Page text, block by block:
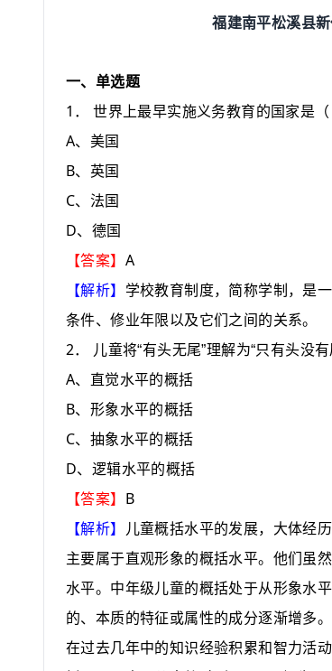
福建南平松溪县
一、单选题
1 ． 世界上最早实施义务教育的国家是 （
A、美国
B、英国
C、法国
D、德国
【答案】 A
【解析】 学校教育制度， 简称学制 ， 是
条件、修业年限以及它们之间的关系。
2． 儿童将“有头无尾”理解为“只有头没
A、直觉水平的概括
B、形象水平的概括
C、抽象水平的概括
D、逻辑水平的概括
【答案】 B
【解析】
儿童概括水平的发展，大体经
主要属于直观形象的概括水平。他们虽
水平。中年级儿童的概括处于从形象水
的、本质的特征或属性的成分逐渐增多
在过去几年中的知识经验积累和智力活